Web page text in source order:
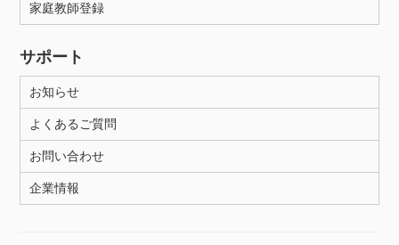
家庭教師登録
サポート
お知らせ
よくあるご質問
お問い合わせ
企業情報